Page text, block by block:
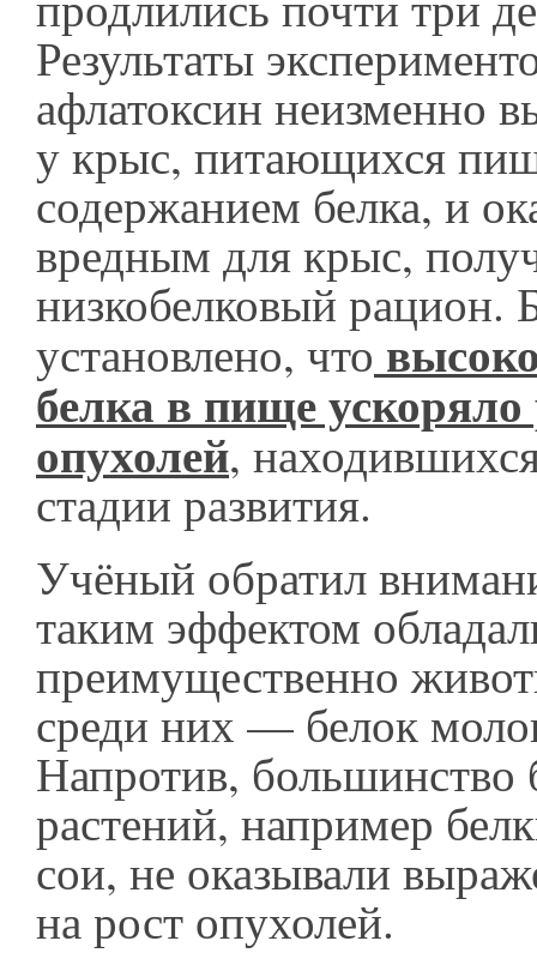
Результаты
афлатоксин неизменно
у крыс, питающихся
содержанием белка, и
вредным для крыс,
низкобелковый рацион.
установлено, что
белка в пище ускоряло
опухолей,
стадии развития.
Учёный обратил
таким эффектом
преимущественно
среди них — белок
Напротив, большинство
растений, например
сои, не оказывали
на рост опухолей.